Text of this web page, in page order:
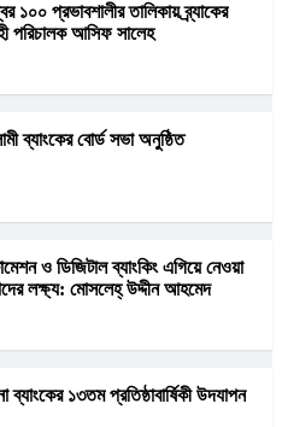
১০০ প্রভাবশালীর তালিকায় ব্র্যাকের
পরিচালক আসিফ সালেহ
ব্যাংকের বোর্ড সভা অনুষ্ঠিত
ও ডিজিটাল ব্যাংকিং এগিয়ে নেওয়া
লক্ষ্য: মোসলেহ্‌ উদ্দীন আহমেদ
ব্যাংকের ১৩তম প্রতিষ্ঠাবার্ষিকী উদযাপন